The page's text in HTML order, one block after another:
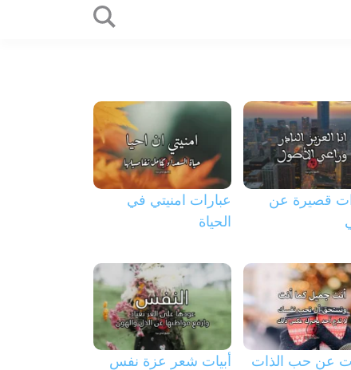
قصيرة عن
عبارات امنيتي في
الحياة
عن حب الذات أبيات شعر عزة نفس